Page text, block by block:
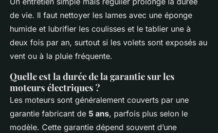
de vie. Il faut nettoyer les lames avec une éponge
humide et lubrifier les coulisses et le tablier une à
deux fois par an, surtout si les volets sont exposés au
vent ou à la pluie fréquente.
Quelle est la durée de la garantie sur les
moteurs électriques ?
Les moteurs sont généralement couverts par une
garantie fabricant de 5 ans, parfois plus selon le
modèle. Cette garantie dépend souvent d’une